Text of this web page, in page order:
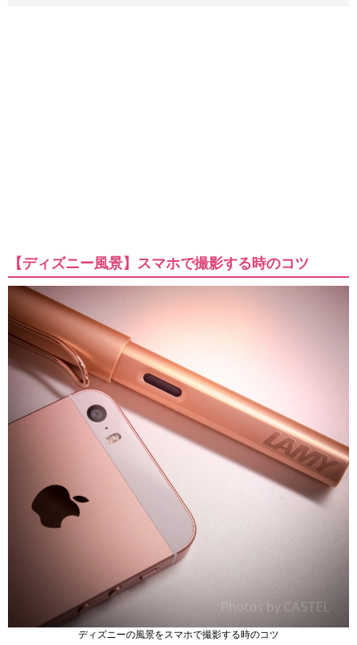
【ディズニー風景】スマホで撮影する時のコツ
ディズニーの風景をスマホで撮影する時のコツ